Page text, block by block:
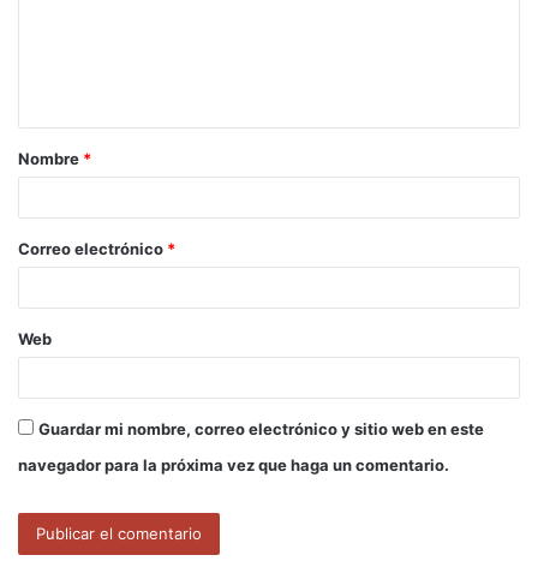
a
r
*
Nombre *
Correo electrónico *
Web
Guardar mi nombre, correo electrónico y sitio web en este
navegador para la próxima vez que haga un comentario.